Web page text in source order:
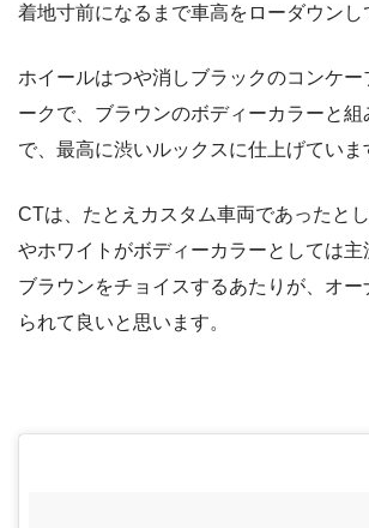
着地寸前になるまで車高をローダウンし
ホイールはつや消しブラックのコンケ
ークで、ブラウンのボディーカラーと組
で、最高に渋いルックスに仕上げていま
CTは、たとえカスタム車両であったと
やホワイトがボディーカラーとしては主
ブラウンをチョイスするあたりが、オー
られて良いと思います。